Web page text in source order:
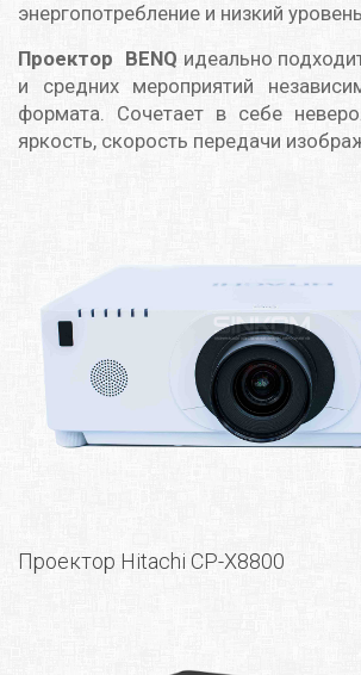
энергопотребление и низкий
Проектор BENQ идеально
и средних мероприятий
формата. Сочетает в себе
яркость, скорость передачи
Проектор Hitachi CP-X8800